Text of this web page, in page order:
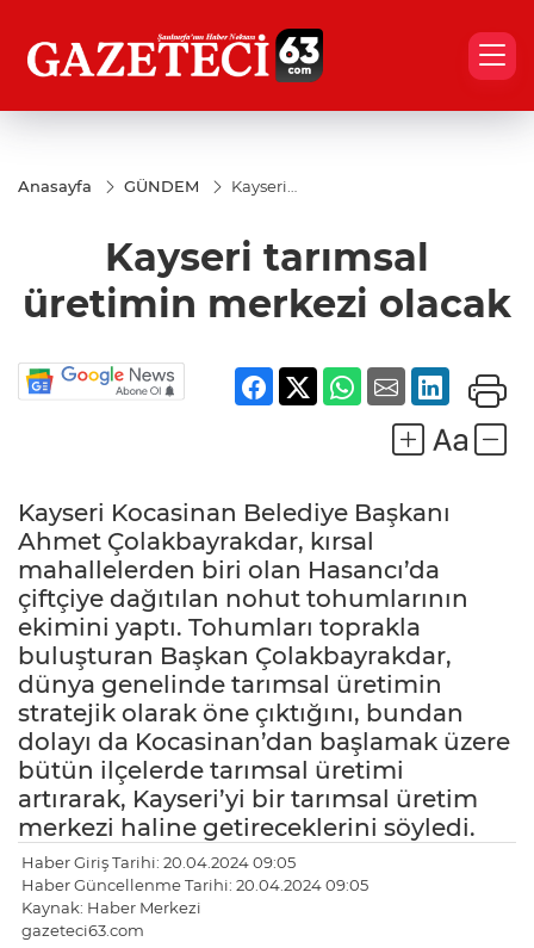
Anasayfa GÜNDEM
Kayseri
merkezi
olacak
Kayseri tarımsal
üretimin merkezi olacak
Kayseri Kocasinan Belediye Başkanı
Ahmet Çolakbayrakdar, kırsal
mahallelerden biri olan Hasancı’da
çiftçiye dağıtılan nohut tohumlarının
ekimini yaptı. Tohumları toprakla
buluşturan Başkan Çolakbayrakdar,
dünya genelinde tarımsal üretimin
stratejik olarak öne çıktığını, bundan
dolayı da Kocasinan’dan başlamak üzere
bütün ilçelerde tarımsal üretimi
artırarak, Kayseri’yi bir tarımsal üretim
merkezi haline getireceklerini söyledi.
Haber Giriş Tarihi: 20.04.2024 09:05
Haber Güncellenme Tarihi: 20.04.2024 09:05
Kaynak: Haber Merkezi
gazeteci63.com